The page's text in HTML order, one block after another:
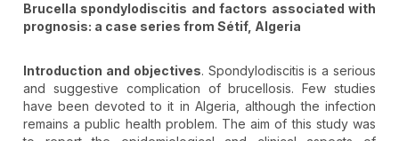
Brucella spondylodiscitis and factors associated with
prognosis: a case series from Sétif, Algeria
Introduction and objectives. Spondylodiscitis is a serious
and suggestive complication of brucellosis. Few studies
have been devoted to it in Algeria, although the infection
remains a public health problem. The aim of this study was